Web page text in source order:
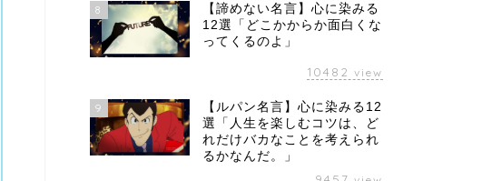
8
【諦めない名言】心に染みる
12選「どこかからか面白くな
ってくるのよ」
10482 view
9
【ルパン名言】心に染みる12
選「人生を楽しむコツは、ど
れだけバカなことを考えられ
るかなんだ。」